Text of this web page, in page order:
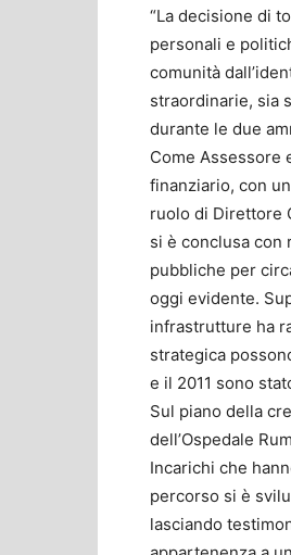
“La decisione di
personali e
comunità
straordinarie, sia
durante le due
Come Assessore
finanziario, con
ruolo di Direttore
si è conclusa con
pubbliche per
oggi evidente.
infrastrutture ha
strategica
e il 2011 sono
Sul piano della
dell’Ospedale
Incarichi che
percorso si è
lasciando